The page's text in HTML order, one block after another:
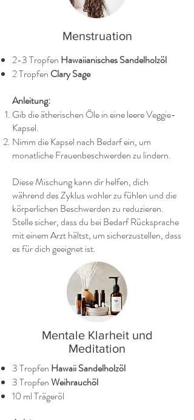
Menstruation
2-3 Tropfen Hawaiianisches Sandelholzöl
2 Tropfen Clary Sage
Anleitung:
Gib die ätherischen Öle in eine leere Veggie-
Kapsel.
Nimm die Kapsel nach Bedarf ein, um
monatliche Frauenbeschwerden zu lindern.
Diese Mischung kann dir helfen, dich
während des Zyklus wohler zu fühlen und die
körperlichen Beschwerden zu reduzieren.
Stelle sicher, dass du bei Bedarf Rücksprache
mit einem Arzt hältst, um sicherzustellen, dass
es für dich geeignet ist.
Mentale Klarheit und
Meditation
3 Tropfen HawaiiSandelholzöl
3 TropfenWeihrauchöl
10 ml Trägeröl